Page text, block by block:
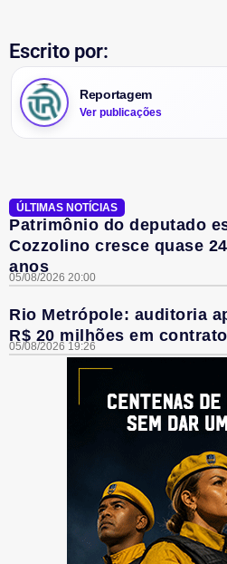
Escrito por:
Reportagem
Ver publicações
ÚLTIMAS NOTÍCIAS
Patrimônio do deputado
Cozzolino cresce quase
anos
05/08/2026 20:00
Rio Metrópole: auditoria
R$ 20 milhões em
05/08/2026 19:26